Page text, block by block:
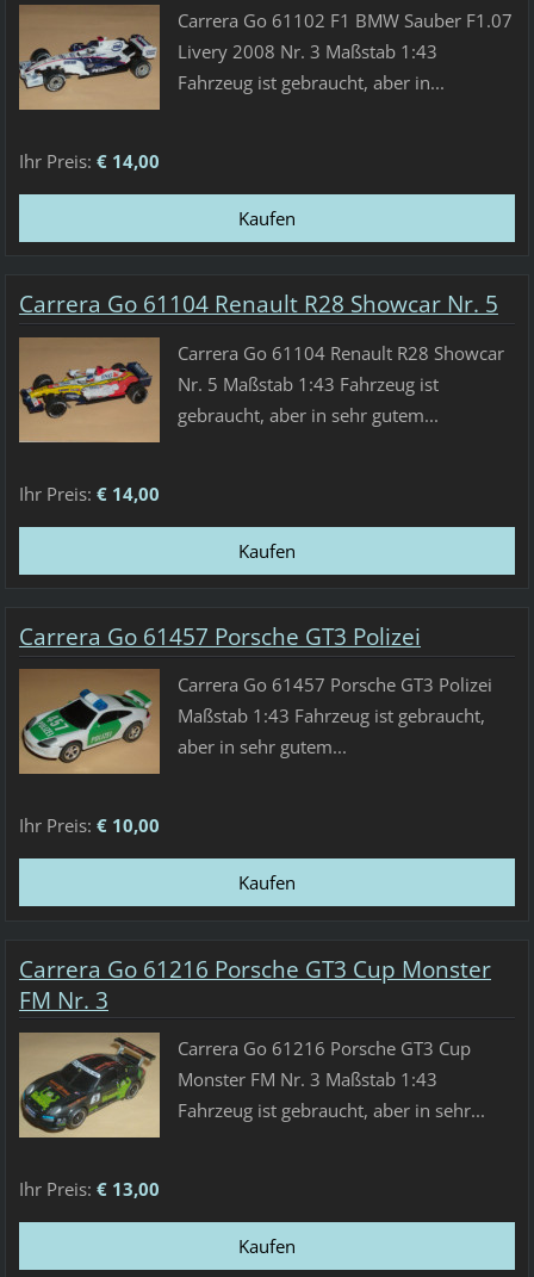
Carrera Go 61102 F1 BMW Sauber F1.07
Livery 2008 Nr. 3 Maßstab 1:43
Fahrzeug ist gebraucht, aber in...
Ihr Preis: € 14,00
Carrera Go 61104 Renault R28 Showcar Nr. 5
Carrera Go 61104 Renault R28 Showcar
Nr. 5 Maßstab 1:43 Fahrzeug ist
gebraucht, aber in sehr gutem...
Ihr Preis: € 14,00
Carrera Go 61457 Porsche GT3 Polizei
Carrera Go 61457 Porsche GT3 Polizei
Maßstab 1:43 Fahrzeug ist gebraucht,
aber in sehr gutem...
Ihr Preis: € 10,00
Carrera Go 61216 Porsche GT3 Cup Monster
FM Nr. 3
Carrera Go 61216 Porsche GT3 Cup
Monster FM Nr. 3 Maßstab 1:43
Fahrzeug ist gebraucht, aber in sehr...
Ihr Preis: € 13,00